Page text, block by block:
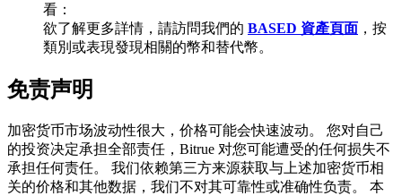
BTC 專享獎勵
充值並交易BTC瓜分 25,000 USDT 獎池！
充值CASHCAT & 赢取
瓜分 500000 CASHCAT 獎池
看：
欲了解更多詳情，請訪問我們的 BASED 資產頁面 ，按
類別或表現發現相關的幣和替代幣。
免责声明
加密货币市场波动性很大，价格可能会快速波动。 您对自己
的投资决定承担全部责任，Bitrue 对您可能遭受的任何损失不
承担任何责任。 我们依赖第三方来源获取与上述加密货币相
关的价格和其他数据，我们不对其可靠性或准确性负责。 本